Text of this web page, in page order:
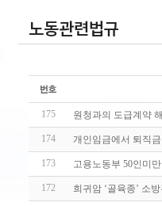
노동관련법규
175 원청과의 도급계약
174 개인임금에서 퇴직
173 고용노동부 50인미
172 희귀암 ‘골육종’ 소